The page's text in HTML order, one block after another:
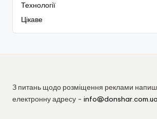
Технології
Цікаве
З питань щодо розміщення реклами
електронну адресу - info@donshar.com.ua